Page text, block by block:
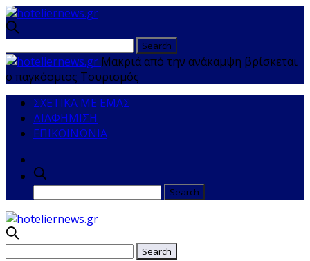
Μακριά από την ανάκαμψη βρίσκεται
ο παγκόσμιος Τουρισμός
ΣΧΕΤΙΚΑ ΜΕ ΕΜΑΣ
ΔΙΑΦΗΜΙΣΗ
ΕΠΙΚΟΙΝΩΝΙΑ